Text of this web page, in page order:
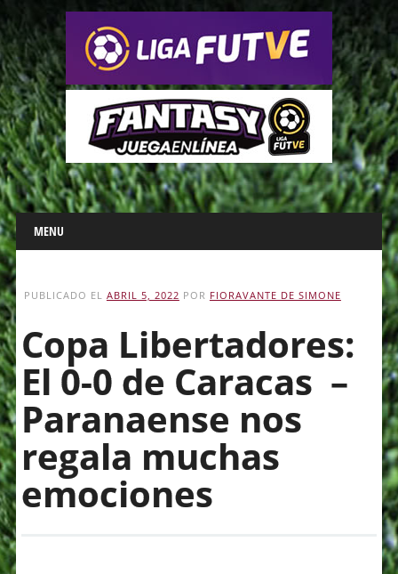
Main menu
Skip
to
content
MENU
PUBLICADO EL ABRIL 5, 2022 POR FIORAVANTE DE SIMONE
Copa Libertadores:
El 0-0 de Caracas –
Paranaense nos
regala muchas
emociones